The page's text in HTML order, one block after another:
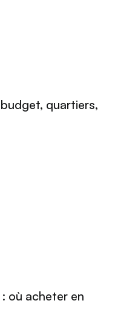
quartiers,
où acheter en